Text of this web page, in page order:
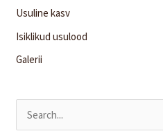
Usuline kasv
Isiklikud usulood
Galerii